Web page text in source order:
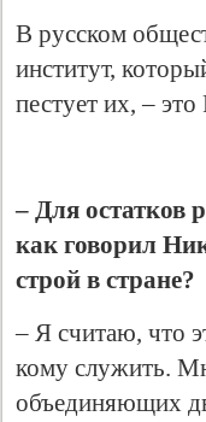
В русском
институт,
пестует их, – это
– Для остатков
как говорил
строй в стране?
– Я считаю, что
кому служить.
объединяющих